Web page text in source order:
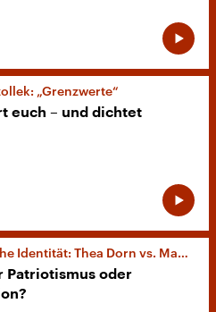
„Grenzwerte“
euch – und dichtet
Identität: Thea Dorn vs. Max Czollek
Patriotismus oder